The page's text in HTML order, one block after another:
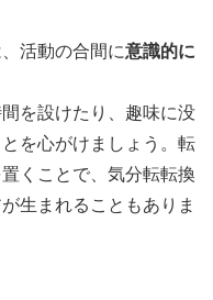
活動の合間に意識的に
を設けたり、趣味に没
を心がけましょう。転
くことで、気分転転換
生まれることもありま